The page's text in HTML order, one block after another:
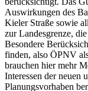
Auswirkungen des
Kieler Straße sowie
zur Landesgrenze,
Besondere
finden, also ÖPNV
brauchen hier mehr
Interessen der neuen
Planungsvorhaben